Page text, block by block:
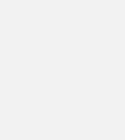
analyse des
mousse, biocides,
respect du cahier des
1. Étape d’extraction des
Idéalement, elles devraient
biodégradables, à faibles